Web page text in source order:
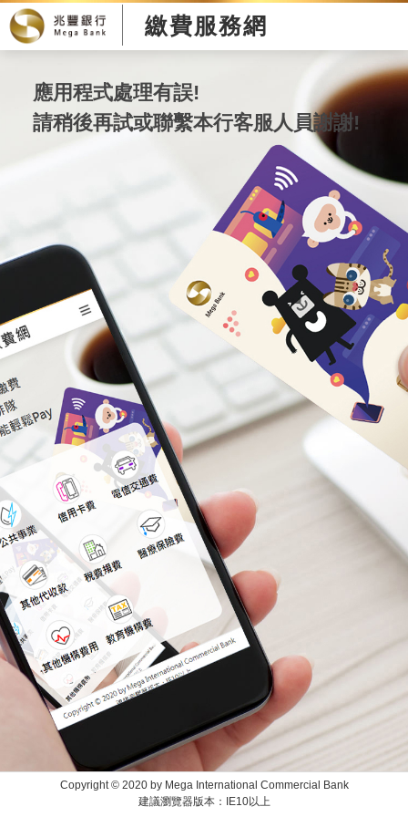
繳費服務網
應用程式處理有誤!
請稍後再試或聯繫本行客服人員謝謝!
Copyright © 2020 by Mega International Commercial Bank
建議瀏覽器版本：IE10以上